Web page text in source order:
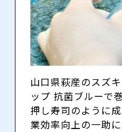
山口県萩産のスズ
ップ 抗菌ブルーで
押し寿司のように
業効率向上の一助に